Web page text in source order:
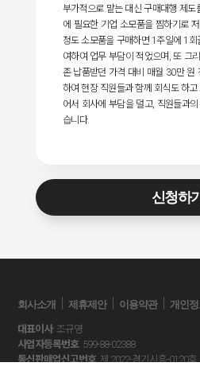
부가적으로 맡는 대신 구매대행 제도
에 필요한 기업 소모품을 찜하기로
정도 소모품을 구매하면 1주일에 1
여하여 업무 부담이 적었으며, 또 그
존 납품받던 가격 대비 매월 30만 원
하여 현장 직원들과 함께 회식도 하
어서 회사에 부담을 덜고, 직원들과
습니다.
신청하기
회사소개 ｜제휴제안｜ 이용약관｜ 개인
대표이사 조규영
사업자등록번호 599-88-02388
통신판매업신고번호 제 2022-경기시흥-0120호